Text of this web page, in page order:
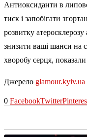
Антиоксиданти в
тиск і запобігати
розвитку
знизити ваші шанси на
хворобу серця,
Джерело glamour.kyiv.ua
0 FacebookTwitter